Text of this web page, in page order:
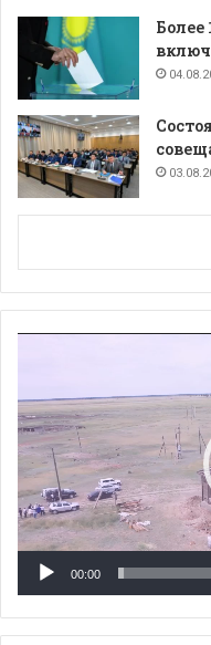
Более
00:00